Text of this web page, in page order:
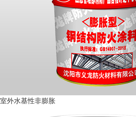
室外水基性非膨胀